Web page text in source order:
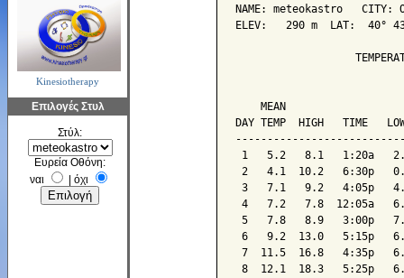
Kinesiotherapy
Επιλογές Στυλ
Στύλ:
Ευρεία Οθόνη:
ναι
όχι
NAME: meteokastro   CITY:
ELEV:   290 m  LAT:  40°
MEAN
DAY TEMP  HIGH   TIME
1   5.2   8.1   1:20a
2   4.1  10.2   6:30p
3   7.1   9.2   4:05p
4   7.2   7.8  12:05a
5   7.8   8.9   3:00p
6   9.2  13.0   5:15p
7  11.5  16.8   4:35p
8  12.1  18.3   5:25p